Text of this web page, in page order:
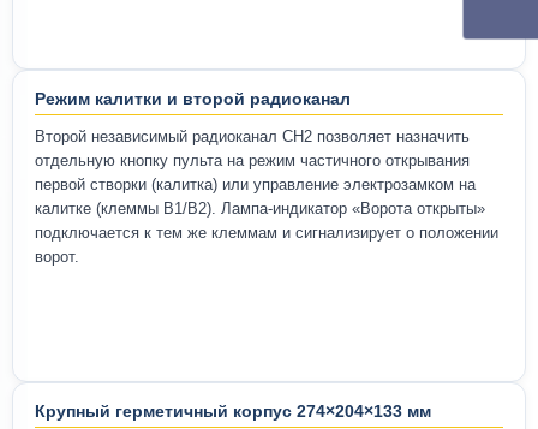
Режим калитки и второй радиоканал
Второй независимый радиоканал CH2 позволяет назначить
отдельную кнопку пульта на режим частичного открывания
первой створки (калитка) или управление электрозамком на
калитке (клеммы B1/B2). Лампа-индикатор «Ворота открыты»
подключается к тем же клеммам и сигнализирует о положении
ворот.
Крупный герметичный корпус 274×204×133 мм